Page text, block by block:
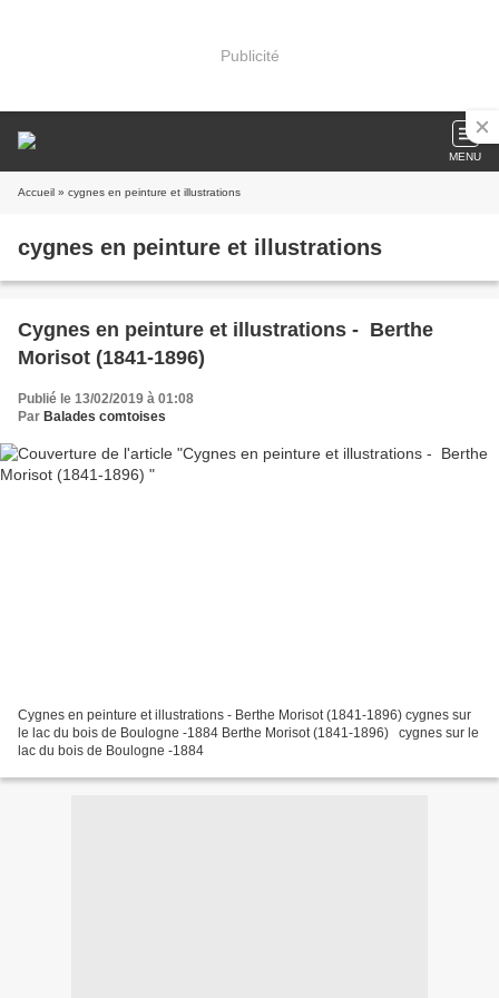
Publicité
MENU
Accueil » cygnes en peinture et illustrations
cygnes en peinture et illustrations
Cygnes en peinture et illustrations - Berthe
Morisot (1841-1896)
Publié le 13/02/2019 à 01:08
Par Balades comtoises
Cygnes en peinture et illustrations - Berthe Morisot (1841-1896) cygnes sur
le lac du bois de Boulogne -1884 Berthe Morisot (1841-1896) cygnes sur le
lac du bois de Boulogne -1884